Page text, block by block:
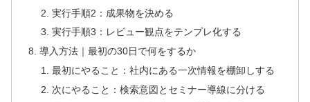
実行手順2：成果物を決める
実行手順3：レビュー観点をテンプレ化する
導入方法｜最初の30日で何をするか
最初にやること：社内にある一次情報を棚卸しする
次にやること：検索意図とセミナー導線に分ける